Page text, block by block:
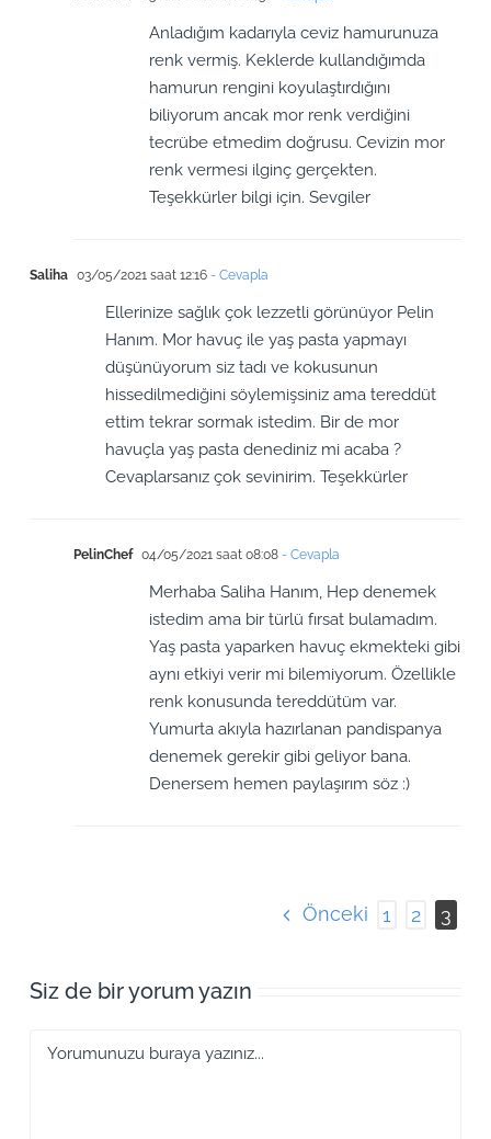
Anladığım kadarıyla ceviz hamurunuza
renk vermiş. Keklerde kullandığımda
hamurun rengini koyulaştırdığını
biliyorum ancak mor renk verdiğini
tecrübe etmedim doğrusu. Cevizin mor
renk vermesi ilginç gerçekten.
Teşekkürler bilgi için. Sevgiler
Saliha 03/05/2021 saat 12:16- Cevapla
Ellerinize sağlık çok lezzetli görünüyor Pelin
Hanım. Mor havuç ile yaş pasta yapmayı
düşünüyorum siz tadı ve kokusunun
hissedilmediğini söylemişsiniz ama tereddüt
ettim tekrar sormak istedim. Bir de mor
havuçla yaş pasta denediniz mi acaba ?
Cevaplarsanız çok sevinirim. Teşekkürler
PelinChef 04/05/2021 saat 08:08- Cevapla
Merhaba Saliha Hanım, Hep denemek
istedim ama bir türlü fırsat bulamadım.
Yaş pasta yaparken havuç ekmekteki gibi
aynı etkiyi verir mi bilemiyorum. Özellikle
renk konusunda tereddütüm var.
Yumurta akıyla hazırlanan pandispanya
denemek gerekir gibi geliyor bana.
Denersem hemen paylaşırım söz :)
Önceki 1 2 3
Siz de bir yorum yazın